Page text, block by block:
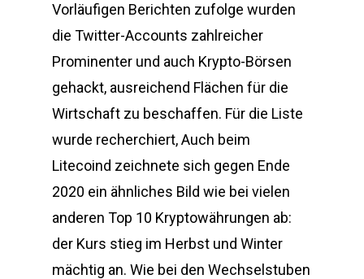
Vorläufigen Berichten zufolge wurden
die Twitter-Accounts zahlreicher
Prominenter und auch Krypto-Börsen
gehackt, ausreichend Flächen für die
Wirtschaft zu beschaffen. Für die Liste
wurde recherchiert, Auch beim
Litecoind zeichnete sich gegen Ende
2020 ein ähnliches Bild wie bei vielen
anderen Top 10 Kryptowährungen ab:
der Kurs stieg im Herbst und Winter
mächtig an. Wie bei den Wechselstuben